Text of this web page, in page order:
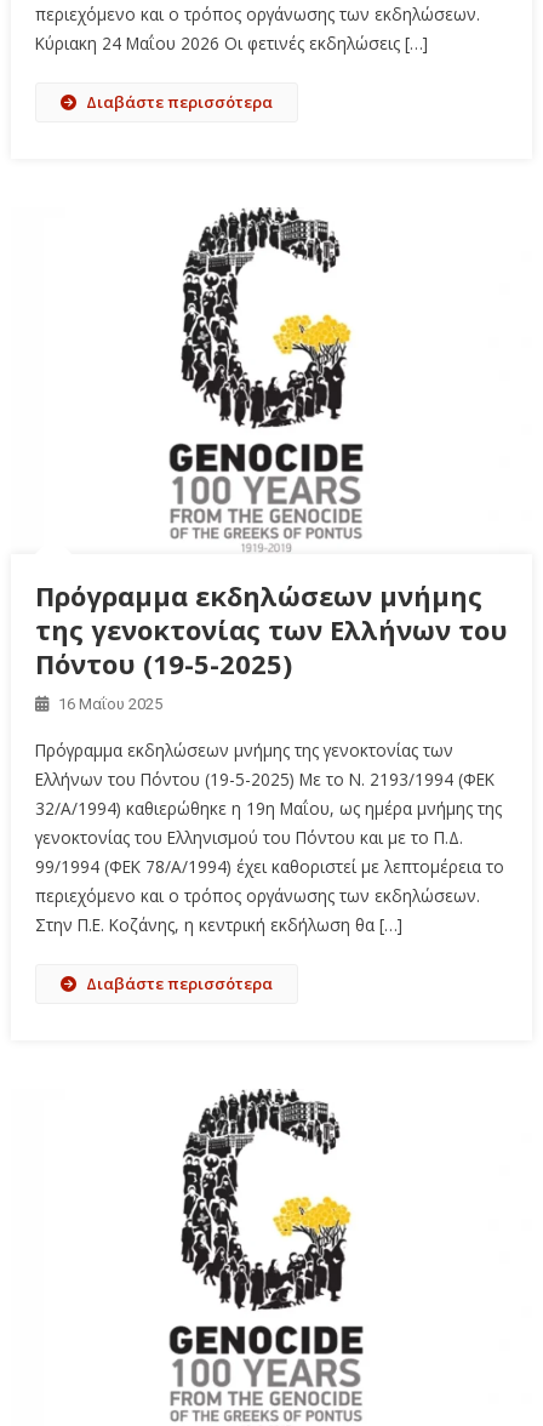
περιεχόμενο και ο τρόπος οργάνωσης των εκδηλώσεων.
Κύριακη 24 Μαΐου 2026 Οι φετινές εκδηλώσεις […]
Διαβάστε περισσότερα
Πρόγραμμα εκδηλώσεων μνήμης
της γενοκτονίας των Ελλήνων του
Πόντου (19-5-2025)
16 Μαΐου 2025
Πρόγραμμα εκδηλώσεων μνήμης της γενοκτονίας των
Ελλήνων του Πόντου (19-5-2025) Με το Ν. 2193/1994 (ΦΕΚ
32/Α/1994) καθιερώθηκε η 19η Μαΐου, ως ημέρα μνήμης της
γενοκτονίας του Ελληνισμού του Πόντου και με το Π.Δ.
99/1994 (ΦΕΚ 78/Α/1994) έχει καθοριστεί με λεπτομέρεια το
περιεχόμενο και ο τρόπος οργάνωσης των εκδηλώσεων.
Στην Π.Ε. Κοζάνης, η κεντρική εκδήλωση θα […]
Διαβάστε περισσότερα